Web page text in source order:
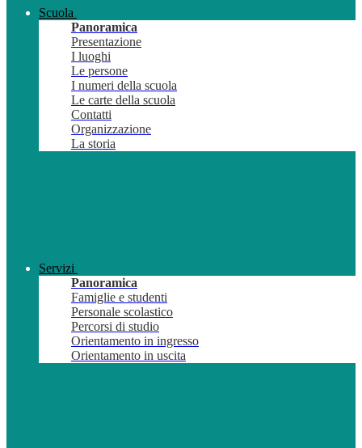
Scuola
Panoramica
Presentazione
I luoghi
Le persone
I numeri della scuola
Le carte della scuola
Contatti
Organizzazione
La storia
Servizi
Panoramica
Famiglie e studenti
Personale scolastico
Percorsi di studio
Orientamento in ingresso
Orientamento in uscita